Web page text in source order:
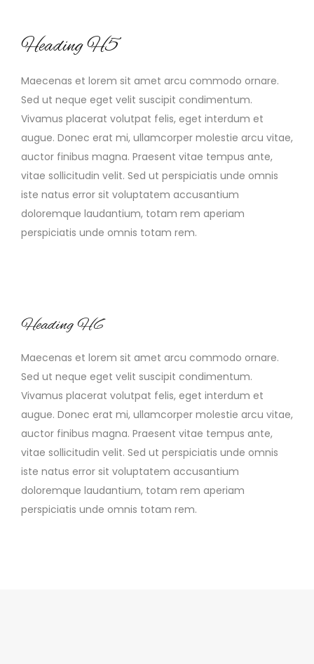
Heading H5
Maecenas et lorem sit amet arcu commodo ornare.
Sed ut neque eget velit suscipit condimentum.
Vivamus placerat volutpat felis, eget interdum et
augue. Donec erat mi, ullamcorper molestie arcu vitae,
auctor finibus magna. Praesent vitae tempus ante,
vitae sollicitudin velit. Sed ut perspiciatis unde omnis
iste natus error sit voluptatem accusantium
doloremque laudantium, totam rem aperiam
perspiciatis unde omnis totam rem.
Heading H6
Maecenas et lorem sit amet arcu commodo ornare.
Sed ut neque eget velit suscipit condimentum.
Vivamus placerat volutpat felis, eget interdum et
augue. Donec erat mi, ullamcorper molestie arcu vitae,
auctor finibus magna. Praesent vitae tempus ante,
vitae sollicitudin velit. Sed ut perspiciatis unde omnis
iste natus error sit voluptatem accusantium
doloremque laudantium, totam rem aperiam
perspiciatis unde omnis totam rem.